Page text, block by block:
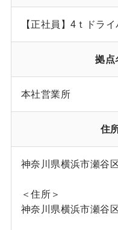
【正社員】4ｔドライ
拠点
本社営業所
住
神奈川県横浜市瀬谷
＜住所＞
神奈川県横浜市瀬谷